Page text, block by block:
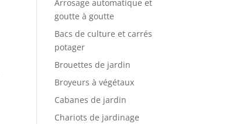
Arrosage automatique et
goutte à goutte
Bacs de culture et carrés
potager
Brouettes de jardin
Broyeurs à végétaux
Cabanes de jardin
Chariots de jardinage